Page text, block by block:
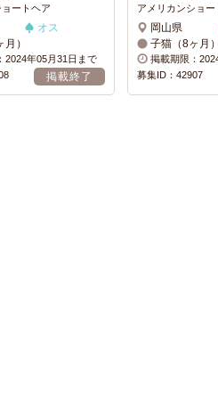
ートヘア
オス
月）
2024年05月31日まで
掲載終了
アメリカンショー
岡山県
子猫（8ヶ月）
掲載期限：
募集ID：42907